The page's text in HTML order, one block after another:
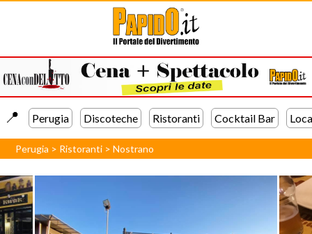
📍️ Perugia Discoteche Ristoranti Cocktail Bar
Perugia > Ristoranti >Nostrano